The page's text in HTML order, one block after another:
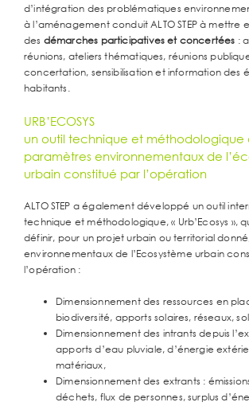
d’intégration des problématiques
à l’aménagement conduit ALTO STEP à mettre
des démarches participatives et concertées :
réunions, ateliers thématiques, réunions
concertation, sensibilisation et information des
habitants.
URB’ECOSYS
un outil technique et méthodologique
paramètres environnementaux de
urbain constitué par l’opération
ALTO STEP a également développé un outil
technique et méthodologique, « Urb’Ecosys »,
définir, pour un projet urbain ou territorial
environnementaux de l’Ecosystème urbain
l’opération :
Dimensionnement des ressources en
biodiversité, apports solaires, réseaux,
Dimensionnement des intrants depuis
apports d’eau pluviale, d’énergie
matériaux,
Dimensionnement des extrants :
déchets, flux de personnes, surplus